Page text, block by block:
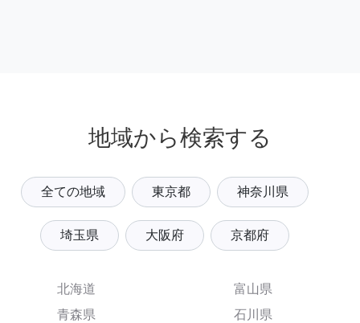
地域から検索する
全ての地域 東京都 神奈川県
埼玉県 大阪府 京都府
北海道
青森県
富山県
石川県